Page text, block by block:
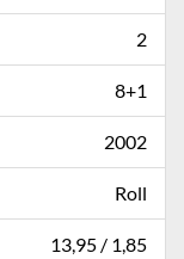
2
8+1
2002
Roll
13,95 / 1,85